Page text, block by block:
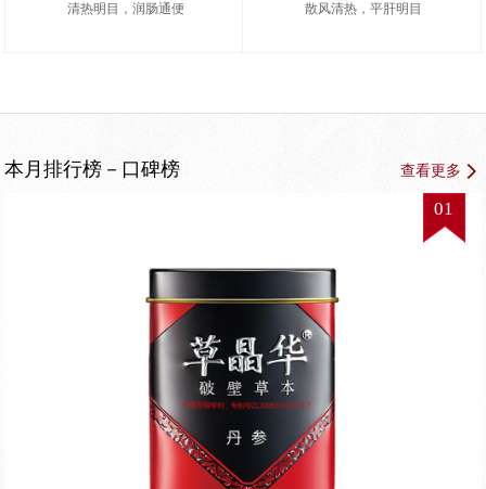
清热明目，润肠通便 散风清热，平肝明目
本月排行榜－口碑榜 查看更多
01